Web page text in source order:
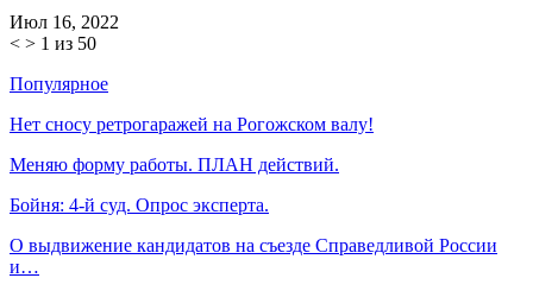
Июл 16, 2022
< > 1 из 50
Популярное
Нет сносу ретрогаражей на Рогожском валу!
Меняю форму работы. ПЛАН действий.
Бойня: 4-й суд. Опрос эксперта.
О выдвижение кандидатов на съезде Справедливой России
и…